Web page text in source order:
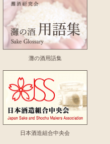
灘の酒用語集
日本酒造組合中央会